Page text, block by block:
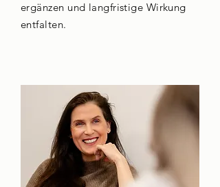
ergänzen und langfristige Wirkung
entfalten.